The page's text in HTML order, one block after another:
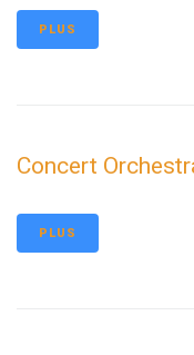
PLUS
Concert
PLUS